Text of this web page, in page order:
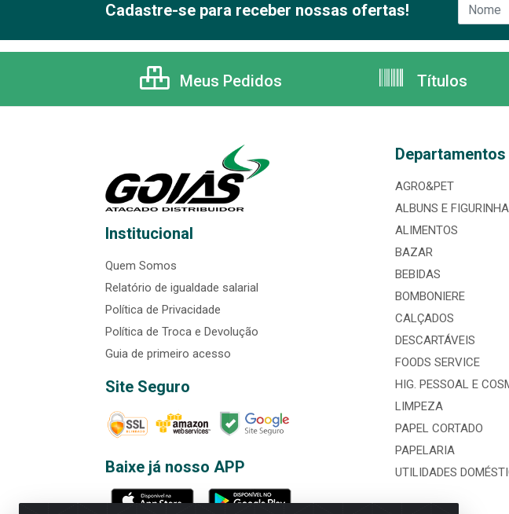
Cadastre-se para receber nossas ofertas!
Meus Pedidos Títulos
Institucional
Quem Somos
Relatório de igualdade salarial
Política de Privacidade
Política de Troca e Devolução
Guia de primeiro acesso
Site Seguro
Baixe já nosso APP
Departamentos
AGRO&PET
ALBUNS E
ALIMENTOS
BAZAR
BEBIDAS
BOMBONIERE
CALÇADOS
DESCARTÁVEIS
FOODS SERVICE
HIG. PESSOAL E
LIMPEZA
PAPEL CORTADO
PAPELARIA
UTILIDADES